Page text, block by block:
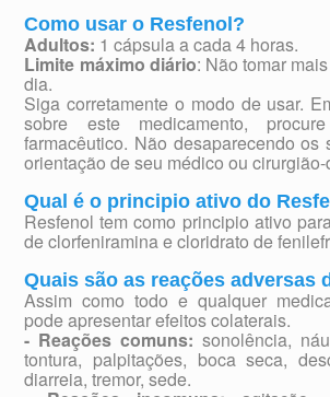
Como usar o Resfenol?
Adultos: 1 cápsula a cada 4 horas.
Limite máximo diário: Não tomar
dia.
Siga corretamente o modo de usar.
sobre este medicamento,
farmacêutico. Não desaparecendo os
orientação de seu médico ou
Qual é o principio ativo do
Resfenol tem como principio ativo
de clorfeniramina e cloridrato de
Quais são as reações adversas
Assim como todo e qualquer
pode apresentar efeitos colaterais.
- Reações comuns: sonolência,
tontura, palpitações, boca seca,
diarreia, tremor, sede.